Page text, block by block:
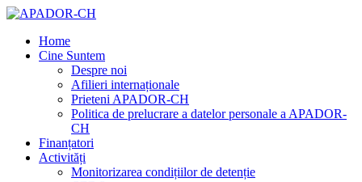
Home
Cine Suntem
Despre noi
Afilieri internaționale
Prieteni APADOR-CH
Politica de prelucrare a datelor personale a APADOR-
CH
Finanțatori
Activități
Monitorizarea condițiilor de detenție